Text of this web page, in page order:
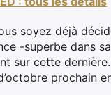
soyez déjà
-superbe dans
sur cette
prochain